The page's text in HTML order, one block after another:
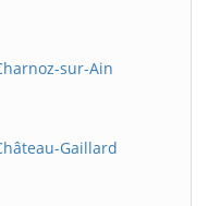
sur-Ain
Gaillard